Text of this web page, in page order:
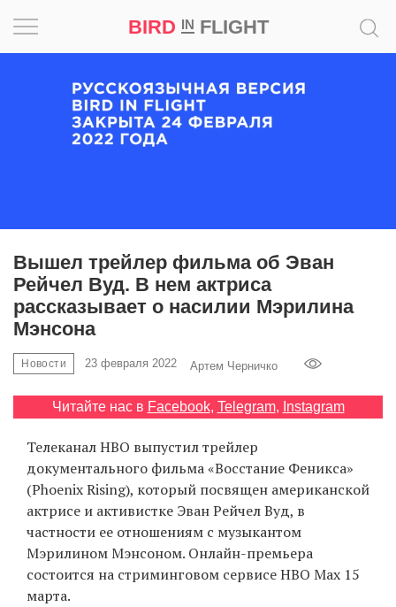
BIRD INFLIGHT
Вышел трейлер фильма об Эван
Рейчел Вуд. В нем актриса
рассказывает о насилии Мэрилина
Мэнсона
Новости 23 февраля 2022 Артем Черничко
Читайте нас в Facebook, Telegram, Instagram
Телеканал HBO выпустил трейлер
документального фильма «Восстание Феникса»
(Phoenix Rising), который посвящен американской
актрисе и активистке Эван Рейчел Вуд, в
частности ее отношениям с музыкантом
Мэрилином Мэнсоном. Онлайн-премьера
состоится на стриминговом сервисе HBO Max 15
марта.